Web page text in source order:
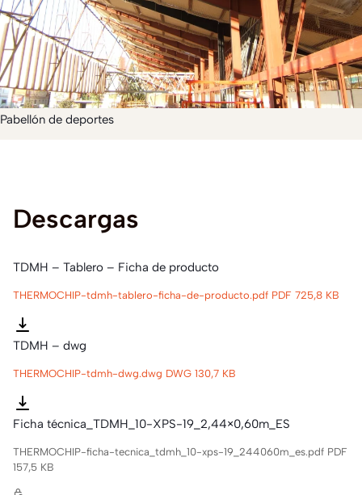
Pabellón de deportes
Descargas
TDMH – Tablero – Ficha de producto
THERMOCHIP-tdmh-tablero-ficha-de-producto.pdf PDF 725,8 KB
TDMH – dwg
THERMOCHIP-tdmh-dwg.dwg DWG 130,7 KB
Ficha técnica_TDMH_10-XPS-19_2,44×0,60m_ES
THERMOCHIP-ficha-tecnica_tdmh_10-xps-19_244060m_es.pdf PDF
157,5 KB